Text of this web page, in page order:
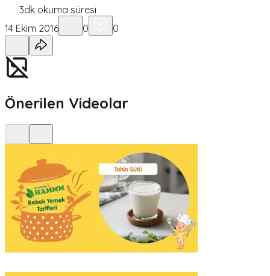
3dk okuma süresi
14 Ekim 2016
0 0
Önerilen Videolar